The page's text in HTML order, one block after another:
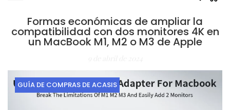
Formas económicas de ampliar la
compatibilidad con dos monitores 4K en
un MacBook M1, M2 o M3 de Apple
GUÍA DE COMPRAS DE ACASIS